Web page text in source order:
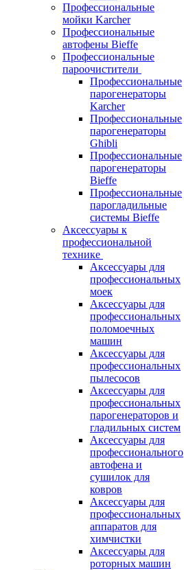
Профессиональные
мойки Karcher
Профессиональные
автофены Bieffe
Профессиональные
пароочистители
Профессиональные
парогенераторы
Karcher
Профессиональные
парогенераторы
Ghibli
Профессиональные
парогенераторы
Bieffe
Профессиональные
парогладильные
системы Bieffe
Аксессуары к
профессиональной
технике
Аксессуары для
профессиональных
моек
Аксессуары для
профессиональных
поломоечных
машин
Аксессуары для
профессиональных
пылесосов
Аксессуары для
профессиональных
парогенераторов и
гладильных систем
Аксессуары для
профессионального
автофена и
сушилок для
ковров
Аксессуары для
профессиональных
аппаратов для
химчистки
Аксессуары для
роторных машин